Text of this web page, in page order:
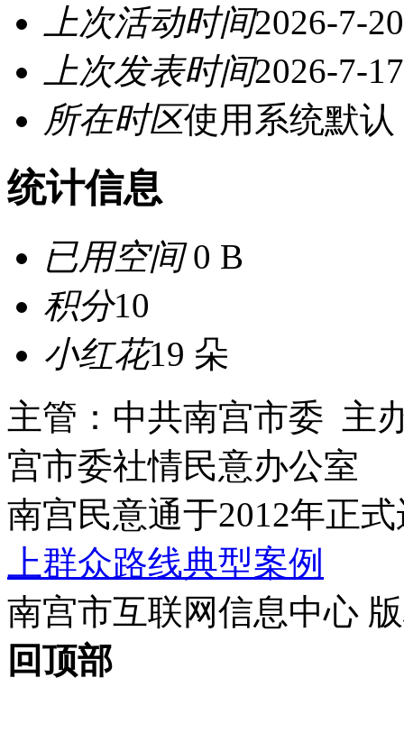
上次活动时间2026-7-
上次发表时间2026-7-
所在时区使用系统默认
统计信息
已用空间0 B
积分10
小红花19 朵
主管：中共南宫市委 主
宫市委社情民意办公室
南宫民意通于2012年正
上群众路线典型案例
南宫市互联网信息中心
回顶部